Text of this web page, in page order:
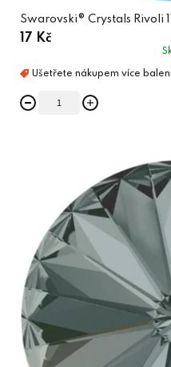
Swarovski® Crystals Rivoli
17 Kč